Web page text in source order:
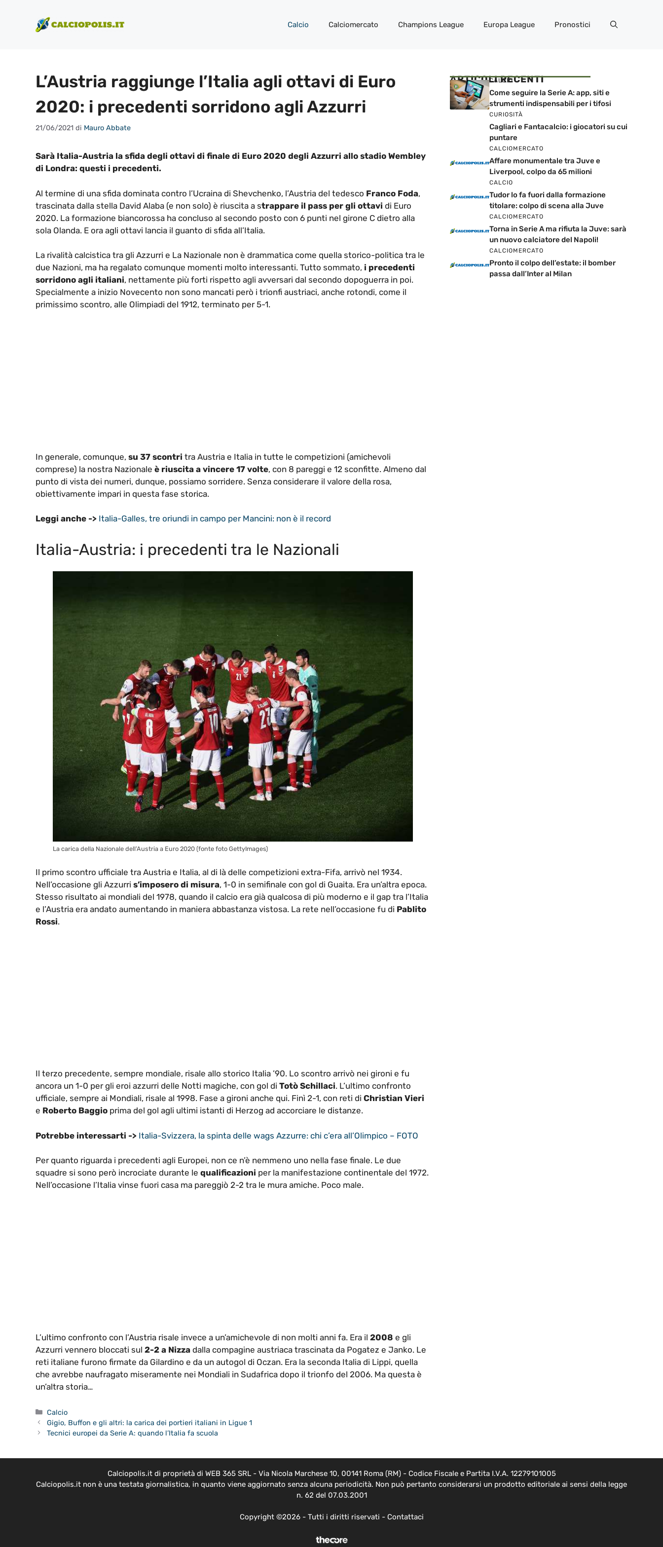
contenuto
Calcio Calciomercato Champions League Europa League Pronostici
L’Austria raggiunge l’Italia agli ottavi di Euro
2020: i precedenti sorridono agli Azzurri
21/06/2021 di Mauro Abbate
Sarà Italia-Austria la sfida degli ottavi di finale di Euro 2020 degli Azzurri allo stadio Wembley
di Londra: questi i precedenti.
Al termine di una sfida dominata contro l’Ucraina di Shevchenko, l’Austria del tedesco Franco Foda,
trascinata dalla stella David Alaba (e non solo) è riuscita a strappare il pass per gli ottavi di Euro
2020. La formazione biancorossa ha concluso al secondo posto con 6 punti nel girone C dietro alla
sola Olanda. E ora agli ottavi lancia il guanto di sfida all’Italia.
La rivalità calcistica tra gli Azzurri e La Nazionale non è drammatica come quella storico-politica tra le
due Nazioni, ma ha regalato comunque momenti molto interessanti. Tutto sommato, i precedenti
sorridono agli italiani, nettamente più forti rispetto agli avversari dal secondo dopoguerra in poi.
Specialmente a inizio Novecento non sono mancati però i trionfi austriaci, anche rotondi, come il
primissimo scontro, alle Olimpiadi del 1912, terminato per 5-1.
In generale, comunque, su 37 scontri tra Austria e Italia in tutte le competizioni (amichevoli
comprese) la nostra Nazionale è riuscita a vincere 17 volte, con 8 pareggi e 12 sconfitte. Almeno dal
punto di vista dei numeri, dunque, possiamo sorridere. Senza considerare il valore della rosa,
obiettivamente impari in questa fase storica.
Leggi anche -> Italia-Galles, tre oriundi in campo per Mancini: non è il record
Italia-Austria: i precedenti tra le Nazionali
La carica della Nazionale dell’Austria a Euro 2020 (fonte foto GettyImages)
Il primo scontro ufficiale tra Austria e Italia, al di là delle competizioni extra-Fifa, arrivò nel 1934.
Nell’occasione gli Azzurri s’imposero di misura, 1-0 in semifinale con gol di Guaita. Era un’altra epoca.
Stesso risultato ai mondiali del 1978, quando il calcio era già qualcosa di più moderno e il gap tra l’Italia
e l’Austria era andato aumentando in maniera abbastanza vistosa. La rete nell’occasione fu di Pablito
Rossi.
Il terzo precedente, sempre mondiale, risale allo storico Italia ’90. Lo scontro arrivò nei gironi e fu
ancora un 1-0 per gli eroi azzurri delle Notti magiche, con gol di Totò Schillaci. L’ultimo confronto
ufficiale, sempre ai Mondiali, risale al 1998. Fase a gironi anche qui. Finì 2-1, con reti di Christian Vieri
e Roberto Baggio prima del gol agli ultimi istanti di Herzog ad accorciare le distanze.
Potrebbe interessarti -> Italia-Svizzera, la spinta delle wags Azzurre: chi c’era all’Olimpico – FOTO
Per quanto riguarda i precedenti agli Europei, non ce n’è nemmeno uno nella fase finale. Le due
squadre si sono però incrociate durante le qualificazioni per la manifestazione continentale del 1972.
Nell’occasione l’Italia vinse fuori casa ma pareggiò 2-2 tra le mura amiche. Poco male.
L’ultimo confronto con l’Austria risale invece a un’amichevole di non molti anni fa. Era il 2008 e gli
Azzurri vennero bloccati sul 2-2 a Nizza dalla compagine austriaca trascinata da Pogatez e Janko. Le
reti italiane furono firmate da Gilardino e da un autogol di Oczan. Era la seconda Italia di Lippi, quella
che avrebbe naufragato miseramente nei Mondiali in Sudafrica dopo il trionfo del 2006. Ma questa è
un’altra storia…
Categorie
Calcio
Gigio, Buffon e gli altri: la carica dei portieri italiani in Ligue 1
Tecnici europei da Serie A: quando l’Italia fa scuola
ARTICOLI RECENTI
CALCIO
Come seguire la Serie A: app, siti e
strumenti indispensabili per i tifosi
CURIOSITÀ
Cagliari e Fantacalcio: i giocatori su cui
puntare
CALCIOMERCATO
Affare monumentale tra Juve e
Liverpool, colpo da 65 milioni
CALCIO
Tudor lo fa fuori dalla formazione
titolare: colpo di scena alla Juve
CALCIOMERCATO
Torna in Serie A ma rifiuta la Juve: sarà
un nuovo calciatore del Napoli!
CALCIOMERCATO
Pronto il colpo dell’estate: il bomber
passa dall’Inter al Milan
Calciopolis.it di proprietà di WEB 365 SRL - Via Nicola Marchese 10, 00141 Roma (RM) - Codice Fiscale e Partita I.V.A. 12279101005
Calciopolis.it non è una testata giornalistica, in quanto viene aggiornato senza alcuna periodicità. Non può pertanto considerarsi un prodotto editoriale ai sensi della legge
n. 62 del 07.03.2001
Copyright ©2026 - Tutti i diritti riservati - Contattaci